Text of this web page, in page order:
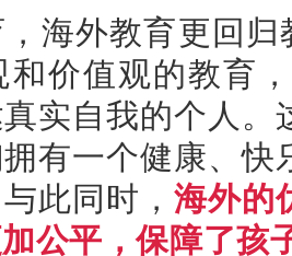
海外教育更回归
和价值观的教育
实自我的个人
有一个健康、
此同时， 海外的
公平，保障了孩